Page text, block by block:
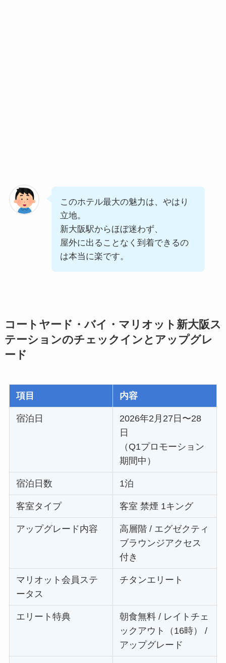
このホテル最大の魅力は、やはり
立地。
新大阪駅からほぼ迷わず、
屋外に出ることなく到着できるの
は本当に楽です。
コートヤード・バイ・マリオット新大阪ス
テーションのチェックインとアップグレ
ード
項目 内容
宿泊日
2026年2月27日〜28
日
（Q1プロモーション
期間中）
宿泊日数 1泊
客室タイプ 客室 禁煙 1キング
アップグレード内容
高層階 / エグゼクティ
ブラウンジアクセス
付き
マリオット会員ステ
ータス
チタンエリート
エリート特典
朝食無料 / レイトチェ
ックアウト（16時） /
アップグレード